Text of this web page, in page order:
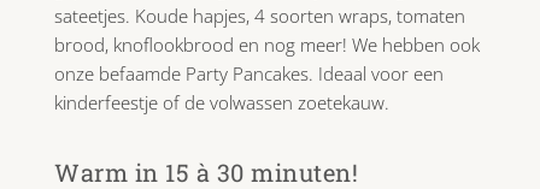
sateetjes. Koude hapjes, 4 soorten wraps, tomaten
brood, knoflookbrood en nog meer! We hebben ook
onze befaamde Party Pancakes. Ideaal voor een
kinderfeestje of de volwassen zoetekauw.
Warm in 15 à 30 minuten!